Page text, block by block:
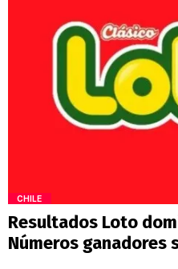
CHILE
Resultados Loto
Números ganadores